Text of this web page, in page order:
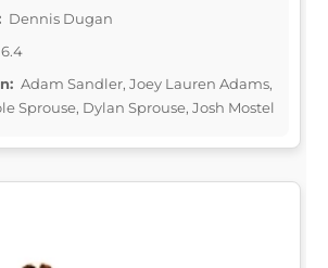
Dennis Dugan
Adam Sandler, Joey Lauren Adams,
Sprouse, Dylan Sprouse, Josh Mostel